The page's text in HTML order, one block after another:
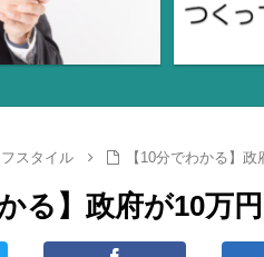
スタイル 【10分でわかる】
かる】政府が10万